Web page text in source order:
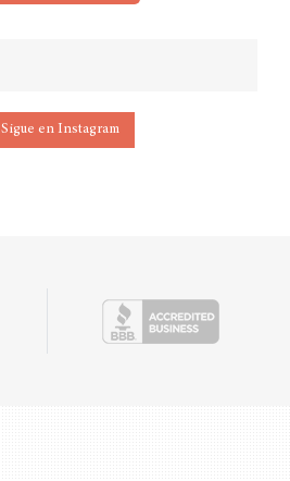
Sigue en Instagram